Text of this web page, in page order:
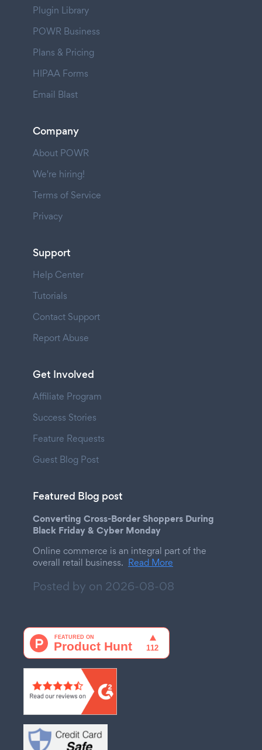
Plugin Library
POWR Business
Plans & Pricing
HIPAA Forms
Email Blast
Company
About POWR
We're hiring!
Terms of Service
Privacy
Support
Help Center
Tutorials
Contact Support
Report Abuse
Get Involved
Affiliate Program
Success Stories
Feature Requests
Guest Blog Post
Featured Blog post
Converting Cross-Border Shoppers During
Black Friday & Cyber Monday
Online commerce is an integral part of the
overall retail business. Read More
Posted by on 2026-08-08